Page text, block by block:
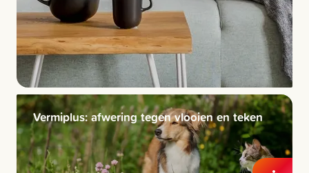
Vermiplus: afwering tegen vlooien en teken